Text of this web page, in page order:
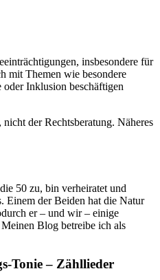
insbesondere für
mit Themen wie besondere
Inklusion beschäftigen
der Rechtsberatung. Näheres
50 zu, bin verheiratet und
der Beiden hat die Natur
er – und wir – einige
Blog betreibe ich als
Tonie – Zähllieder